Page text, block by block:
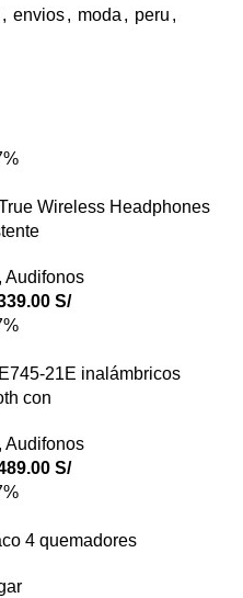
, envios, moda , peru ,
Wireless Headphones
, Audifonos
S/
21E inalámbricos
con
, Audifonos
S/
4 quemadores